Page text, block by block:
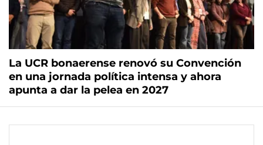
La UCR bonaerense renovó su Convención
en una jornada política intensa y ahora
apunta a dar la pelea en 2027